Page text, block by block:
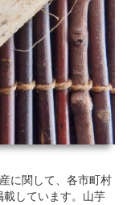
に関して、各市町村
しています。山芋